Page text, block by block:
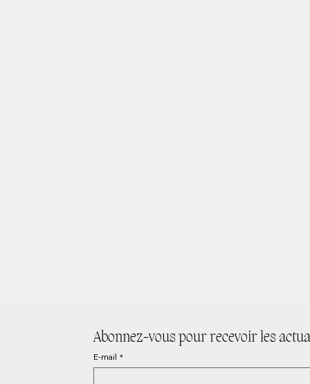
Abonnez-vous pour recevoir les
E-mail *